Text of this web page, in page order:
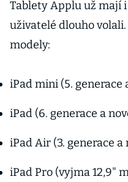
Tablety Applu už mají
uživatelé dlouho
modely:
iPad mini (5. generace
iPad (6. generace a
iPad Air (3. generace a
iPad Pro (vyjma 12,9"